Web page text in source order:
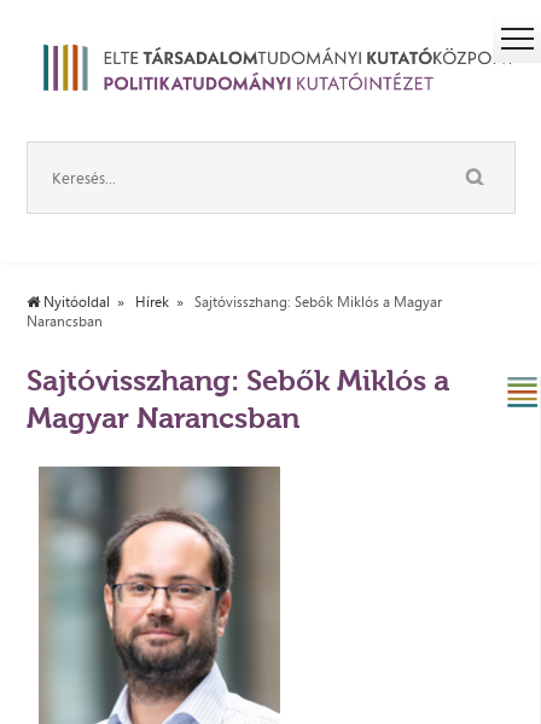
Nyitóoldal Hírek
Sajtóvisszhang: Sebők Miklós a Magyar
Narancsban
Sajtóvisszhang: Sebők Miklós a
Magyar Narancsban